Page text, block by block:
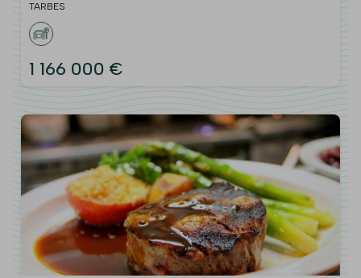
TARBES
1 166 000 €